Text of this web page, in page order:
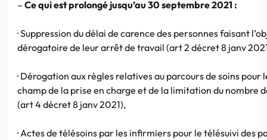
– Ce qui est prolongé jusqu’au 30 septembre 2021 :
·Suppression du délai de carence des personnes faisant
dérogatoire de leur arrêt de travail (art 2 décret 8 janv
· Dérogation aux règles relatives au parcours de soins pour
champ de la prise en charge et de la limitation du nombre
(art 4 décret 8 janv 2021),
· Actes de télésoins par les infirmiers pour le télésuivi des